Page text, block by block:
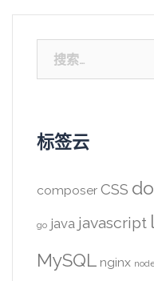
索：
标签云
composer CSS
go java javascript
MySQL nginx